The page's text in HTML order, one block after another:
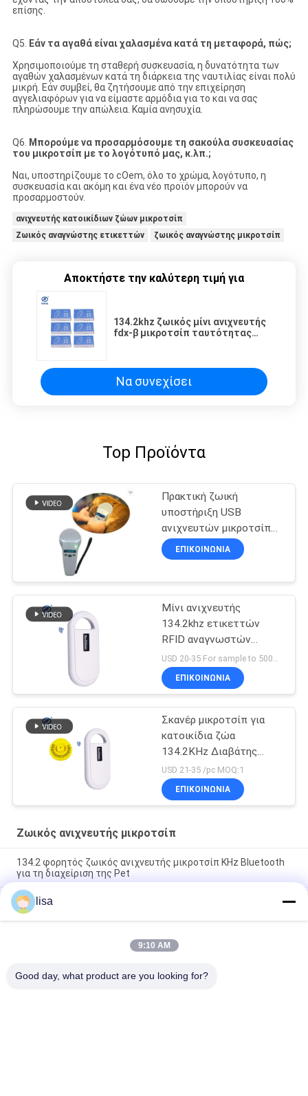
επίσης.
Q5.
Εάν τα αγαθά είναι χαλασμένα κατά τη μεταφορά, πώς;
Χρησιμοποιούμε τη σταθερή συσκευασία, η δυνατότητα των
αγαθών χαλασμένων κατά τη διάρκεια της ναυτιλίας είναι πολύ
μικρή. Εάν συμβεί, θα ζητήσουμε από την επιχείρηση
αγγελιαφόρων για να είμαστε αρμόδια για το και να σας
πληρώσουμε την απώλεια. Καμία ανησυχία.
Q6.
Μπορούμε να προσαρμόσουμε τη σακούλα συσκευασίας
του μικροτσίπ με το λογότυπό μας, κ.λπ.;
Ναι, υποστηρίζουμε το cOem, όλο το χρώμα, λογότυπο, η
συσκευασία και ακόμη και ένα νέο προϊόν μπορούν να
προσαρμοστούν.
ανιχνευτής κατοικίδιων ζώων μικροτσίπ
Ζωικός αναγνώστης ετικεττών
ζωικός αναγνώστης μικροτσίπ
Αποκτήστε την καλύτερη τιμή για
134.2khz ζωικός μίνι ανιχνευτής
fdx-β μικροτσίπ ταυτότητας
Να συνεχίσει
Top Προϊόντα
Πρακτική ζωική
υποστήριξη USB
ανιχνευτών μικροτσίπ
με την αποθήκευση 1000
στοιχείων αρχείων
ΕΠΙΚΟΙΝΩΝΙΑ
Μίνι ανιχνευτής
134.2khz ετικεττών
RFID αναγνωστών
μικροτσίπ ταυτότητας
Hanheld
ΕΠΙΚΟΙΝΩΝΙΑ
Σκανέρ μικροτσίπ για
κατοικίδια ζώα
134.2KHz Διαβάτης
μικροτσίπ ζώων PT160
Σκανέρ μικροτσίπ
σκύλου
USD 21-35 /pc MOQ:1
ΕΠΙΚΟΙΝΩΝΙΑ
Ζωικός ανιχνευτής μικροτσίπ
134.2 φορητός ζωικός ανιχνευτής μικροτσίπ KHz Bluetooth
για τη διαχείριση της Pet
Διαβάτης RFID για τα ζώα Τσιπ PT290 UHF σκάνερ μικροτσίπ
ζώων αναγνώστης ετικέτας ζώων
PT290 Διάβασης ακουστικών ετικετών RFID μεγάλης
εμβέλειας Ανερόφθαλμος IP66 134.2KHz Για τα σήματα
lisa
9:10 AM
Good day, what product are you looking for?